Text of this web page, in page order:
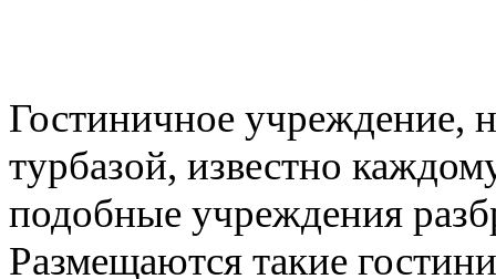
Гостиничное учреждение,
турбазой, известно
подобные учреждения
Размещаются такие